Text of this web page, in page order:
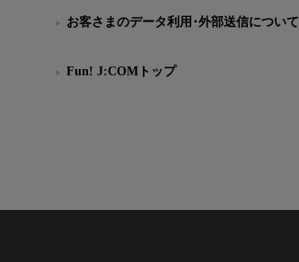
お客さまのデータ利用･外部送信について
Fun! J:COMトップ